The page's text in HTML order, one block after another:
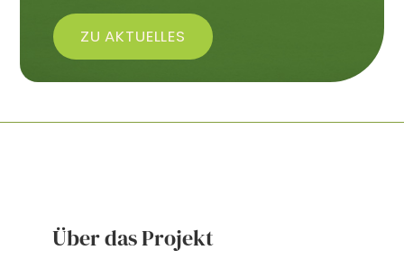
ZU AKTUELLES
Über das Projekt